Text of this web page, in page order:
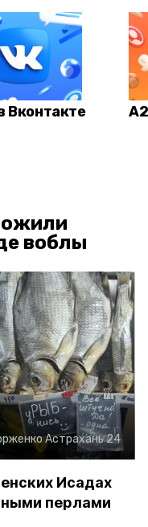
Вконтакте
воблы
Астрахань 24
Исадах
перлами